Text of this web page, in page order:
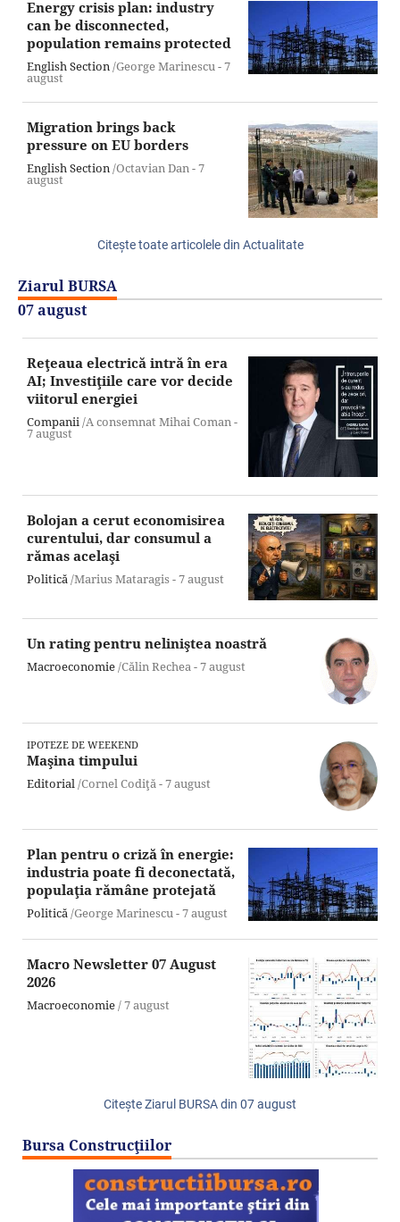
Energy crisis plan: industry
can be disconnected,
population remains protected
English Section/George Marinescu -7
august
Migration brings back
pressure on EU borders
English Section/Octavian Dan -7
august
Citeşte toate articolele din Actualitate
Ziarul BURSA
07 august
Reţeaua electrică intră în era
AI; Investiţiile care vor decide
viitorul energiei
Companii/A consemnat Mihai Coman -
7 august
Bolojan a cerut economisirea
curentului, dar consumul a
rămas acelaşi
Politică/Marius Mataragis -7 august
Un rating pentru neliniştea noastră
Macroeconomie/Călin Rechea -7 august
IPOTEZE DE WEEKEND
Maşina timpului
Editorial/Cornel Codiţă -7 august
Plan pentru o criză în energie:
industria poate fi deconectată,
populaţia rămâne protejată
Politică/George Marinescu -7 august
Macro Newsletter 07 August
2026
Macroeconomie /7 august
Citeşte Ziarul BURSA din 07 august
Bursa Construcţiilor